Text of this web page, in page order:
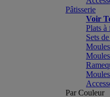
Pâtisserie
Voir
Plats à
Sets
Par Couleur